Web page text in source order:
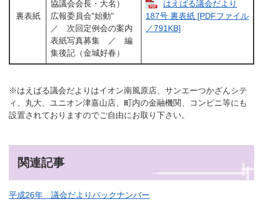
裏表紙
協議会会長・大名）
広報委員会"始動"
／ 次回定例会の案内
表紙写真募集 ／ 編
集後記（金城好春）
はえばる議会だより
187号 裏表紙 [PDFファイル
／791KB]
※はえばる議会だよりはイオン南風原店、サンエーつかざんシテ
ィ、丸大、ユニオン津嘉山店、町内の金融機関、コンビニ等にも
設置されておりますのでご自由にお取り下さい。
関連記事
平成26年 議会だよりバックナンバー